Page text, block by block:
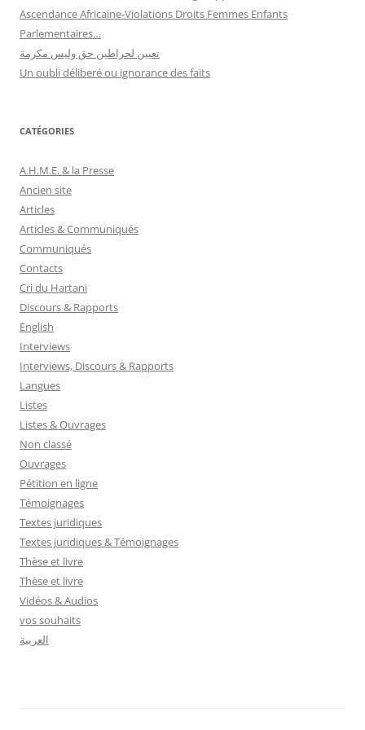
Ascendance Africaine-Violations Droits Femmes Enfants
Parlementaires…
تعيين لحراطين حق وليس مكرمة
Un oubli déliberé ou ignorance des faits
CATÉGORIES
A.H.M.E. & la Presse
Ancien site
Articles
Articles & Communiqués
Communiqués
Contacts
Cri du Hartani
Discours & Rapports
English
Interviews
Interviews, Discours & Rapports
Langues
Listes
Listes & Ouvrages
Non classé
Ouvrages
Pétition en ligne
Témoignages
Textes juridiques
Textes juridiques & Témoignages
Thèse et livre
Thèse et livre
Vidéos & Audios
vos souhaits
العربية